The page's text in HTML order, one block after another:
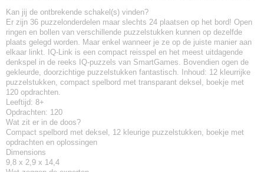
Kan jij de ontbrekende schakel(s) vinden?
Er zijn 36 puzzelonderdelen maar slechts 24 plaatsen op het bord! Open
ringen en bollen van verschillende puzzelstukken kunnen op dezelfde
plaats gelegd worden. Maar enkel wanneer je ze op de juiste manier aan
elkaar linkt. IQ-Link is een compact reisspel en het meest uitdagende
denkspel in de reeks IQ-puzzels van SmartGames. Bovendien ogen de
gekleurde, doorzichtige puzzelstukken fantastisch. Inhoud: 12 kleurrijke
puzzelstukken, compact spelbord met transparant deksel, boekje met
120 opdrachten.
Leeftijd: 8+
Opdrachten: 120
Wat zit er in de doos?
Compact spelbord met deksel, 12 kleurige puzzelstukken, boekje met
opdrachten en oplossingen
Dimensions
9,8 x 2,9 x 14,4